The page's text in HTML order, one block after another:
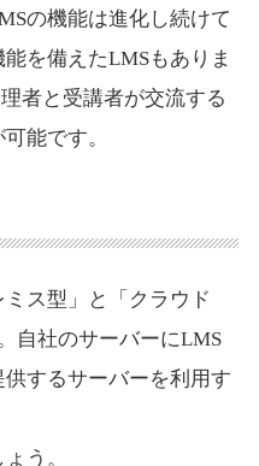
の機能は進化し続けて
を備えたLMSもありま
者と受講者が交流する
能です。
ス型」と「クラウド
自社のサーバーにLMS
するサーバーを利用す
う。